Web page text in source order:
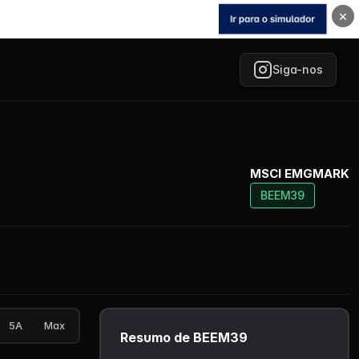
×
Siga-nos
MSCI EMGMARK
BEEM39
5A Max
Resumo de BEEM39